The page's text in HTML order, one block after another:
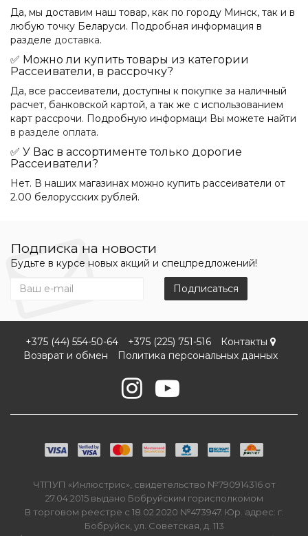
Да, мы доставим наш товар, как по городу Минск, так и в
любую точку Беларуси. Подробная информация в
разделе доставка.
✅ Можно ли купить товары из категории
Рассеиватели, в рассрочку?
Да, все рассеиватели, доступны к покупке за наличный
расчет, банковской картой, а так же с использованием
карт рассрочи. Подробную информаци Вы можете найти
в разделе оплата.
✅ У Вас в ассортименте только дорогие
Рассеиватели?
Нет. В наших магазинах можно купить рассеиватели от
2.00 белорусских рублей.
Подписка на новости
Будьте в курсе новых акций и спецпредложений!
Подписаться
+375 (44) 554-50-64 +375 (225) 751-516
Контакты
Возврат и обмен
Политика персональных данных
ЧТПУП «Инлюстрис», свидетельство №790914316 от
27.04.2015 выдано Бобруйским горисполкомом
В торговом реестре с 18.02.2020 №473947. Юр. адрес: г.
Бобруйск, ул. Советская, д. 113